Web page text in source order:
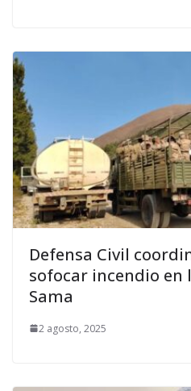
Defensa Civil
sofocar incendio en
Sama
2 agosto, 2025